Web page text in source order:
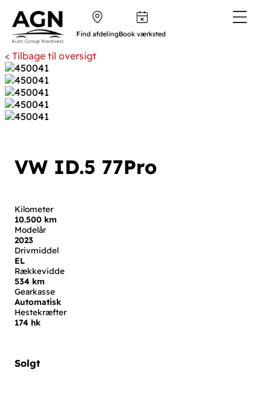
Find afdelingBook værksted
< Tilbage til oversigt
VW ID.5 77Pro
Kilometer
10.500 km
Modelår
2023
Drivmiddel
EL
Rækkevidde
534 km
Gearkasse
Automatisk
Hestekræfter
174 hk
Solgt